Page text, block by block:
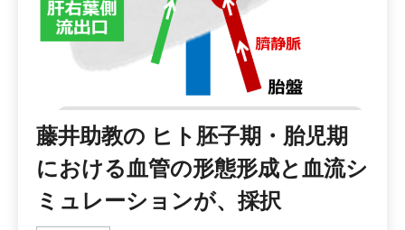
藤井助教の ヒト胚子期・胎児期
における血管の形態形成と血流シ
ミュレーションが、採択